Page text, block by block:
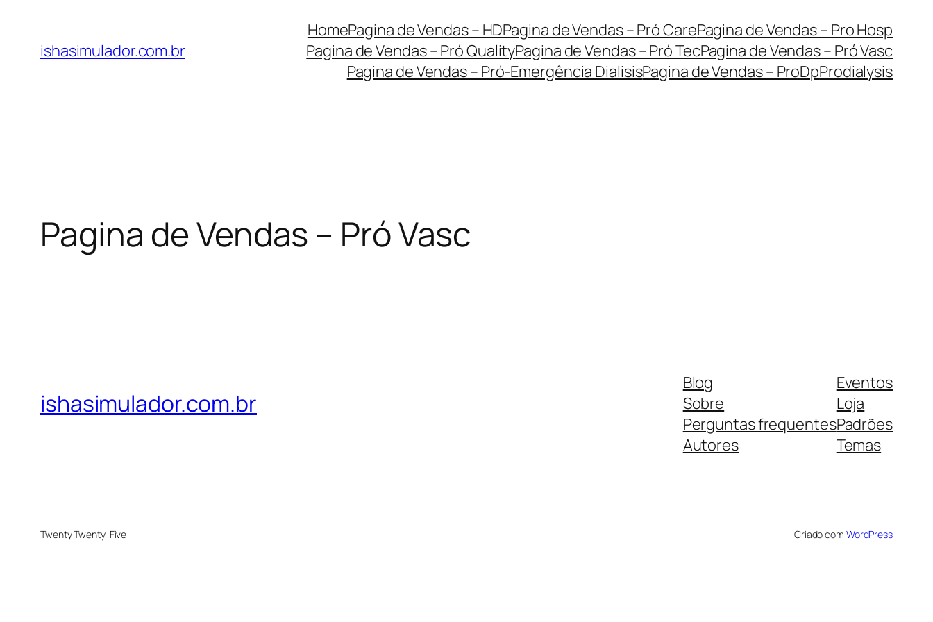
ishasimulador.com.br
HomePagina de Vendas – HDPagina de Vendas – Pró CarePagina de Vendas – Pro Hosp
Pagina de Vendas – Pró QualityPagina de Vendas – Pró TecPagina de Vendas – Pró Vasc
Pagina de Vendas – Pró-Emergência DialisisPagina de Vendas – ProDpProdialysis
Pagina de Vendas – Pró Vasc
ishasimulador.com.br
Blog
Sobre
Perguntas frequentes
Autores
Eventos
Loja
Padrões
Temas
Twenty Twenty-Five Criado com WordPress